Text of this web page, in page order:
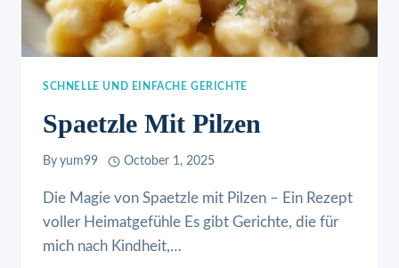
SCHNELLE UND EINFACHE GERICHTE
Spaetzle Mit Pilzen
By yum99 October 1, 2025
Die Magie von Spaetzle mit Pilzen – Ein Rezept
voller Heimatgefühle Es gibt Gerichte, die für
mich nach Kindheit,…